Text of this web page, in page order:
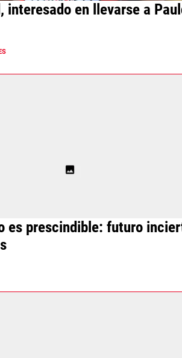
interesado en llevarse a
es prescindible: futuro